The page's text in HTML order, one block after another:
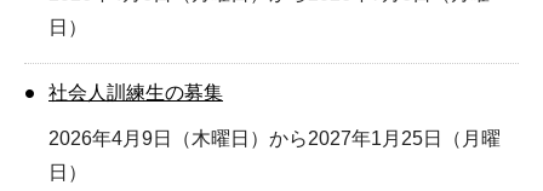
日）
社会人訓練生の募集
2026年4月9日（木曜日）から2027年1月25日（月曜
日）